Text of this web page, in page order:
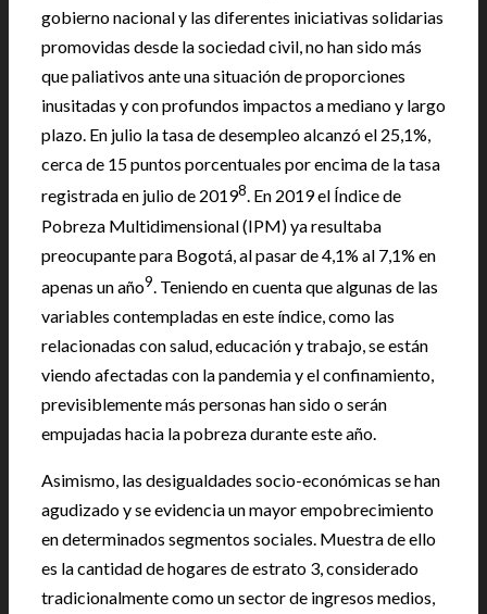
gobierno nacional y las diferentes iniciativas solidarias
promovidas desde la sociedad civil, no han sido más
que paliativos ante una situación de proporciones
inusitadas y con profundos impactos a mediano y largo
plazo. En julio la tasa de desempleo alcanzó el 25,1%,
cerca de 15 puntos porcentuales por encima de la tasa
registrada en julio de 20198. En 2019 el Índice de
Pobreza Multidimensional (IPM) ya resultaba
preocupante para Bogotá, al pasar de 4,1% al 7,1% en
apenas un año9. Teniendo en cuenta que algunas de las
variables contempladas en este índice, como las
relacionadas con salud, educación y trabajo, se están
viendo afectadas con la pandemia y el confinamiento,
previsiblemente más personas han sido o serán
empujadas hacia la pobreza durante este año.
Asimismo, las desigualdades socio-económicas se han
agudizado y se evidencia un mayor empobrecimiento
en determinados segmentos sociales. Muestra de ello
es la cantidad de hogares de estrato 3, considerado
tradicionalmente como un sector de ingresos medios,